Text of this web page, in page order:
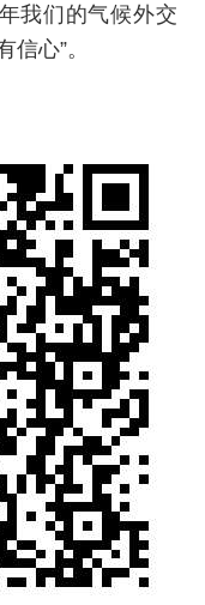
我们的气候外交
信心”。